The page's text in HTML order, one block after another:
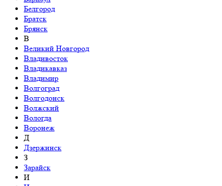
Белгород
Братск
Брянск
В
Великий Новгород
Владивосток
Владикавказ
Владимир
Волгоград
Волгодонск
Волжский
Вологда
Воронеж
Д
Дзержинск
З
Зарайск
И